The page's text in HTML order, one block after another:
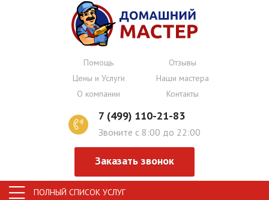
Помощь
Отзывы
Цены и Услуги
Наши мастера
О компании
Контакты
7 (499) 110-21-83
Звоните с 8:00 до 22:00
Заказать звонок
ПОЛНЫЙ СПИСОК УСЛУГ